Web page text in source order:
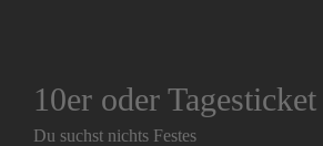
10er oder Tagesticket
Du suchst nichts Festes